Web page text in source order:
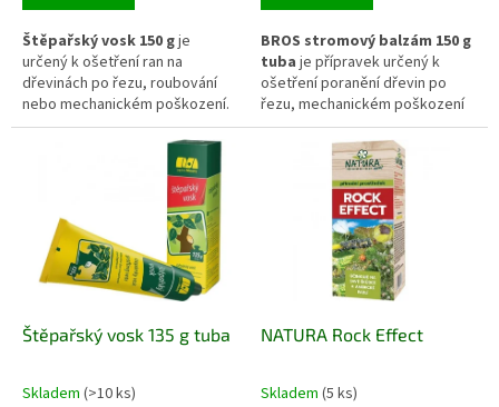
Štěpařský vosk 150 gje
určený k ošetření ran na
dřevinách po řezu, roubování
nebo mechanickém poškození.
Po nanesení vytváří ochrannou
vrstvu, která pomáhá omezit
vysychání pletiv a pronikání
patogenů. Vhodný je pro ovocné
i okrasné dřeviny při běžné péči
i při štěpařských pracích.
BROS stromový balzám 150 g
tuba je přípravek určený k
ošetření poranění dřevin po
řezu, mechanickém poškození
nebo poškození mrazem.
Vytváří ochrannou vrstvu, která
pomáhá chránit rány před
vysycháním a pronikáním
patogenů. Vhodný je pro ovocné
i okrasné stromy a keře při
běžné péči během vegetace i v
období řezu.
Štěpařský vosk 135 g tuba
Skladem (>10 ks)
NATURA Rock Effect
Skladem (5 ks)